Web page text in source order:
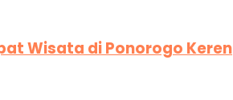
Wisata di Ponorogo Keren